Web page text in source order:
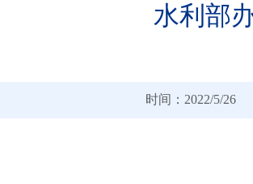
水利部
时间：2022/